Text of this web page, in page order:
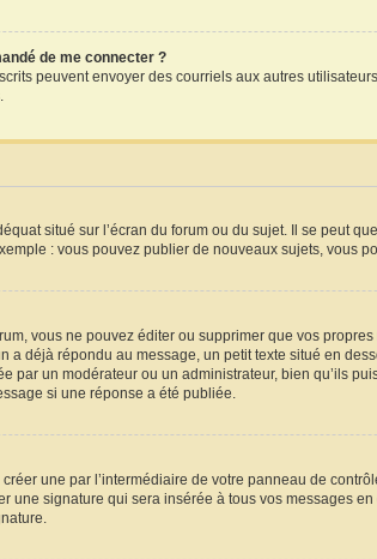
de me connecter ?
peuvent envoyer des courriels aux autres
situé sur l’écran du forum ou du sujet. Il se peut
: vous pouvez publier de nouveaux sujets, vous
vous ne pouvez éditer ou supprimer que vos
a déjà répondu au message, un petit texte situé en
par un modérateur ou un administrateur, bien
si une réponse a été publiée.
une par l’intermédiaire de votre panneau de
une signature qui sera insérée à tous vos messages